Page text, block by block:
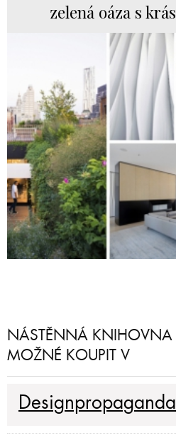
zelená oáza s
NÁSTĚNNÁ KNIHOVNA
MOŽNÉ KOUPIT V
Designpropaganda